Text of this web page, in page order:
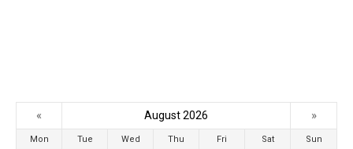
« August 2026 »
Mon Tue Wed Thu Fri Sat Sun